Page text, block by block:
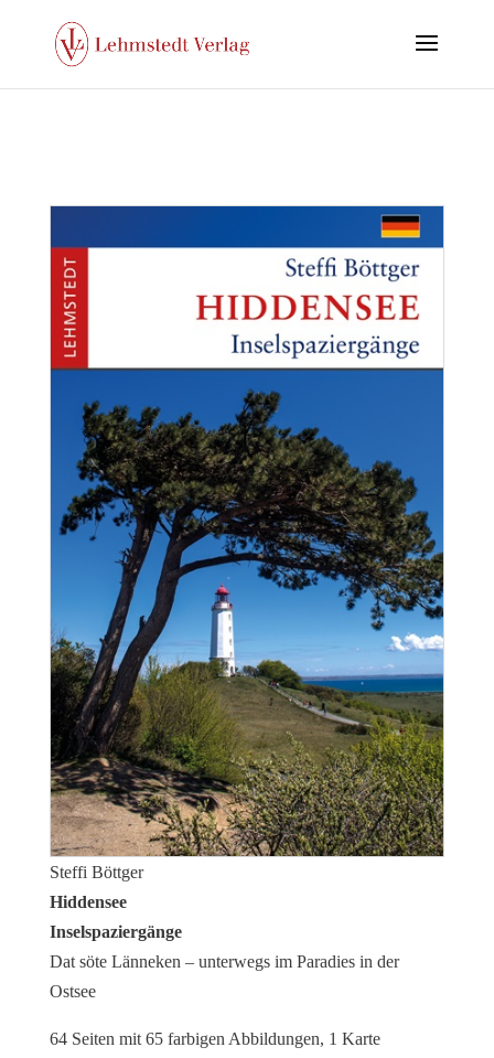
Steffi Böttger
Hiddensee
Inselspaziergänge
Dat söte Länneken – unterwegs im Paradies in der
Ostsee
64 Seiten mit 65 farbigen Abbildungen, 1 Karte